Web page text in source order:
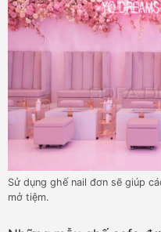
Sử dụng ghế nail đơn sẽ giúp
mở tiệm.